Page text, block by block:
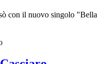
con il nuovo singolo "Bella